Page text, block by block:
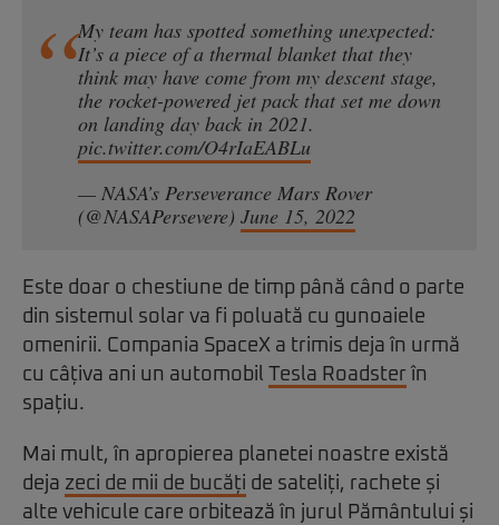
My team has spotted something unexpected:
It’s a piece of a thermal blanket that they
think may have come from my descent stage,
the rocket-powered jet pack that set me down
on landing day back in 2021.
pic.twitter.com/O4rIaEABLu
— NASA’s Perseverance Mars Rover
(@NASAPersevere) June 15, 2022
Este doar o chestiune de timp până când o parte
din sistemul solar va fi poluată cu gunoaiele
omenirii. Compania SpaceX a trimis deja în urmă
cu câțiva ani un automobil
Tesla Roadster în
spațiu.
Mai mult, în apropierea planetei noastre există
deja zeci de mii de bucăți de sateliți, rachete și
alte vehicule care orbitează în jurul Pământului și